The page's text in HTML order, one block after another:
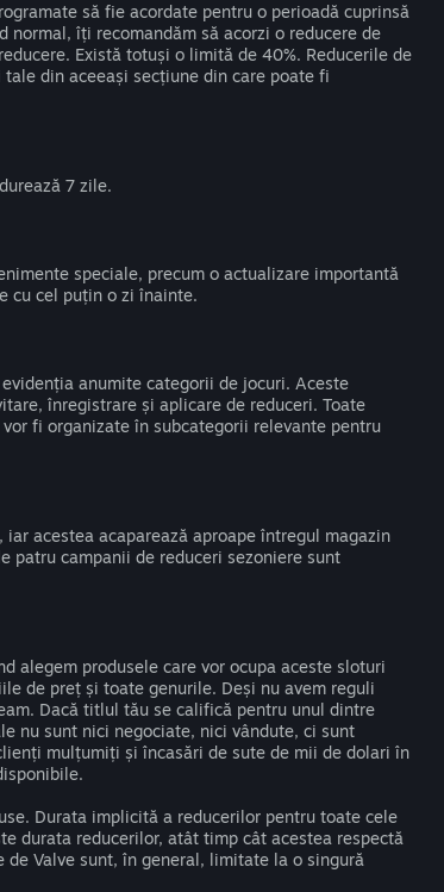
să fie acordate pentru o perioadă cuprinsă
îți recomandăm să acorzi o reducere de
Există totuși o limită de 40%. Reducerile de
din aceeași secțiune din care poate fi
7 zile.
speciale, precum o actualizare importantă
cu cel puțin o zi înainte.
anumite categorii de jocuri. Aceste
înregistrare și aplicare de reduceri. Toate
fi organizate în subcategorii relevante pentru
acestea acaparează aproape întregul magazin
patru campanii de reduceri sezoniere sunt
alegem produsele care vor ocupa aceste sloturi
de preț și toate genurile. Deși nu avem reguli
Dacă titlul tău se califică pentru unul dintre
nu sunt nici negociate, nici vândute, ci sunt
mulțumiți și încasări de sute de mii de dolari în
Durata implicită a reducerilor pentru toate cele
durata reducerilor, atât timp cât acestea respectă
Valve sunt, în general, limitate la o singură